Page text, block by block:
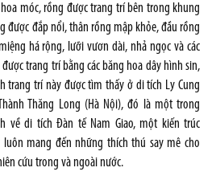
móc, rồng được trang trí bên trong khung
được đắp nổi, thân rồng mập khỏe, đầu rồng
há rộng, lưỡi vươn dài, nhả ngọc và các
trang trí bằng các băng hoa dây hình sin,
trang trí này được tìm thấy ở di tích Ly Cung
Thăng Long (Hà Nội), đó là một trong
về di tích Đàn tế Nam Giao, một kiến trúc
luôn mang đến những thích thú say mê cho
cứu trong và ngoài nước.